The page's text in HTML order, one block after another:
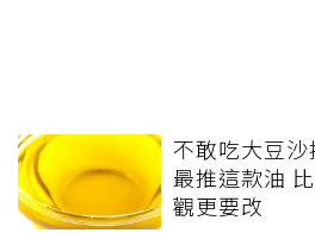
不敢吃大豆
最推這款油
觀更要改